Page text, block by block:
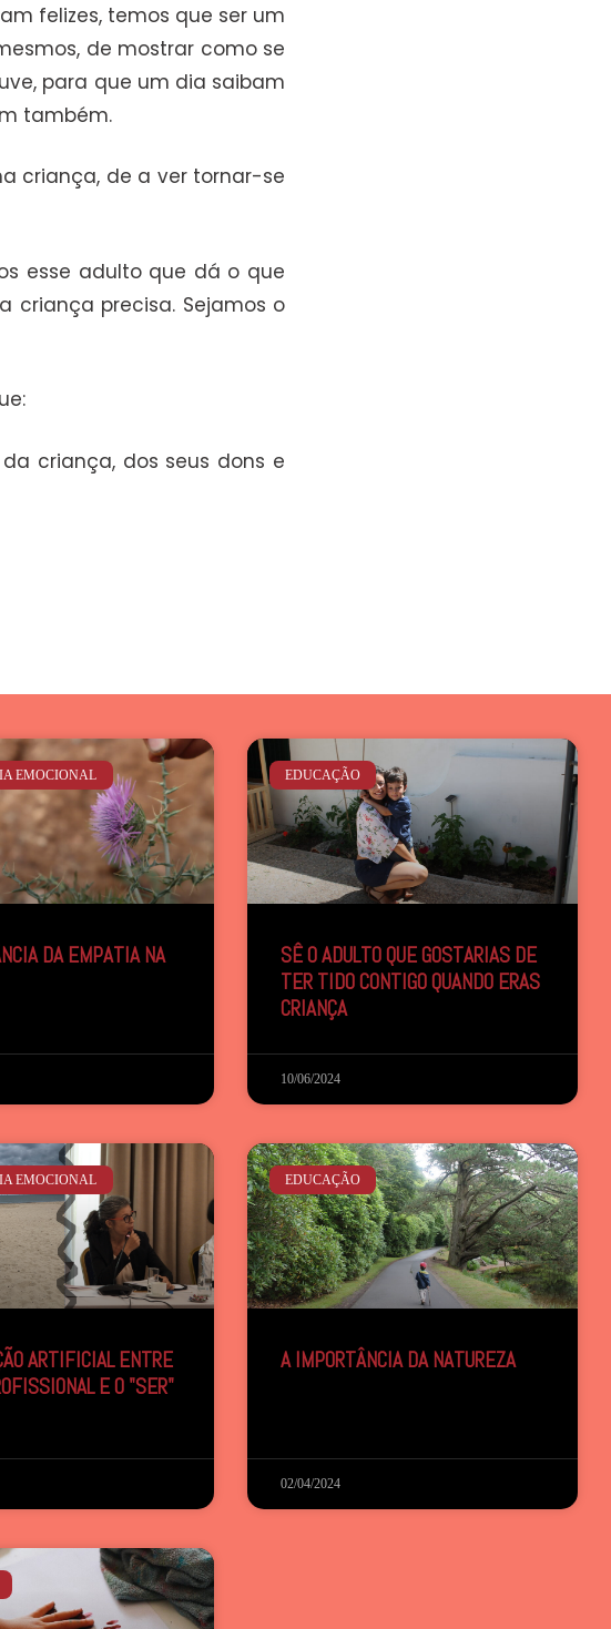
felizes, temos que ser um
de mostrar como se
para que um dia saibam
também.
criança, de a ver tornar-se
esse adulto que dá o que
criança precisa. Sejamos o
criança, dos seus dons e
EMOCIONAL
DA EMPATIA NA
EDUCAÇÃO
SÊ O ADULTO QUE GOSTARIAS DE
TER TIDO CONTIGO QUANDO ERAS
CRIANÇA
10/06/2024
EMOCIONAL
ARTIFICIAL ENTRE
E O "SER"
EDUCAÇÃO
A IMPORTÂNCIA DA NATUREZA
02/04/2024